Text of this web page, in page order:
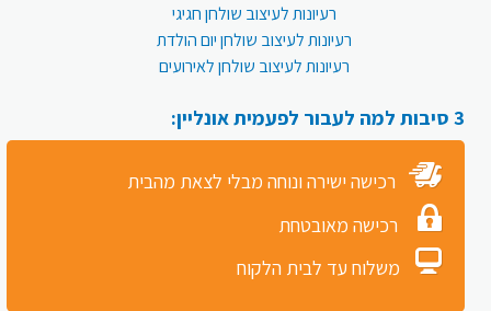
רעיונות לעיצוב שולחן חגיגי
רעיונות לעיצוב שולחן יום הולדת
רעיונות לעיצוב שולחן לאירועים
3 סיבות למה לעבור לפעמית אונליין:
רכישה ישירה ונוחה מבלי לצאת מהבית
רכישה מאובטחת
משלוח עד לבית הלקוח